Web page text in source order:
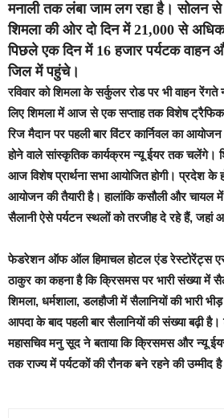
मनाली तक लंबा जाम लग रहा है। सोलन
शिमला की ओर दो दिन में 21,000 से अधिक
पिछले एक दिन में 16 हजार पर्यटक वाहन
जिल में पहुंचे।
रविवार को शिमला के सर्कुलर रोड पर भी वाहन
लिए शिमला में आज से एक सप्ताह तक विशेष ट्रैफिक
रिज मैदान पर पहली बार विंटर कार्निवल का
होने वाले सांस्कृतिक कार्यक्रम न्यू ईयर तक चलेंगे।
आज विशेष प्रार्थना सभा आयोजित होगी। प्रदेश के
आयोजन की तैयारी है। हालांकि कसौली और चायल
सैलानी ऐसे पर्यटन स्थलों को तरजीह दे रहे हैं, जहां
फेडरेशन ऑफ ऑल हिमाचल होटल एंड रेस्टोरेंट्स
ठाकुर का कहना है कि क्रिसमस पर भारी संख्या में
शिमला, धर्मशाला, डलहौजी में सैलानियों की भारी
आपदा के बाद पहली बार सैलानियों की संख्या बढ़ी
महासचिव मनु सूद ने बताया कि क्रिसमस और न्यू
तक राज्य में पर्यटकों की रौनक बने रहने की उम्मीद